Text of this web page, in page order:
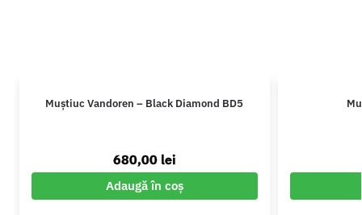
Muștiuc Vandoren – Black Diamond BD5
680,00 lei
Adaugă în coș